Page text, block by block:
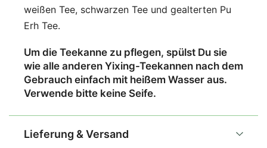
weißen Tee, schwarzen Tee und gealterten Pu
Erh Tee.
Um die Teekanne zu pflegen, spülst Du sie
wie alle anderen Yixing-Teekannen nach dem
Gebrauch einfach mit heißem Wasser aus.
Verwende bitte keine Seife.
Lieferung & Versand